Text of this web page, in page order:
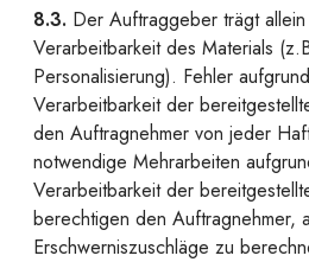
8.3. Der Auftraggeber trägt
Verarbeitbarkeit des Materials
Personalisierung). Fehler
Verarbeitbarkeit der
den Auftragnehmer von jeder
notwendige Mehrarbeiten
Verarbeitbarkeit der
berechtigen den Auftragnehmer,
Erschwerniszuschläge zu